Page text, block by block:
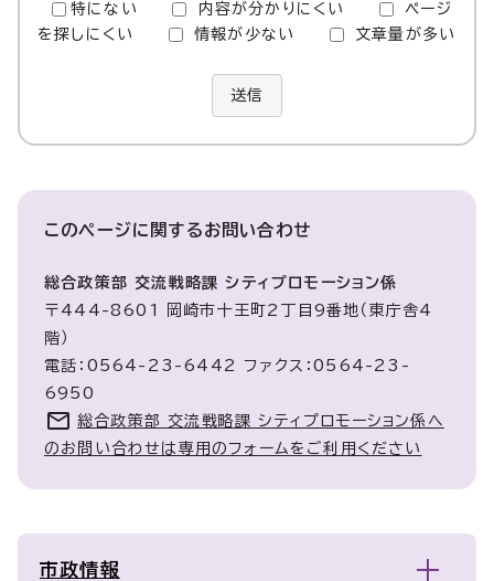
特にない 内容が分かりにくい
ページ
を探しにくい
情報が少ない 文章量が多い
送信
このページに関するお問い合わせ
総合政策部 交流戦略課 シティプロモーション係
〒444-8601 岡崎市十王町2丁目9番地（東庁舎4
階）
電話：0564-23-6442 ファクス：0564-23-
6950
総合政策部 交流戦略課 シティプロモーション係へ
のお問い合わせは専用のフォームをご利用ください
市政情報